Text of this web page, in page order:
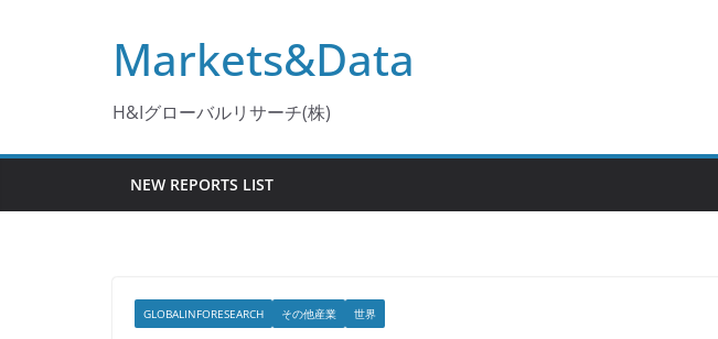
Markets&Data
H&Iグローバルリサーチ(株)
NEW REPORTS LIST
GLOBALINFORESEARCH その他産業 世界